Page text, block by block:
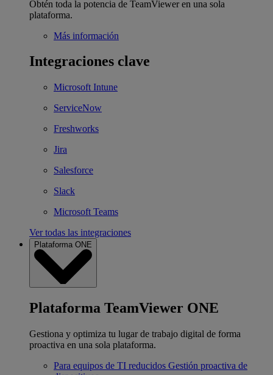
Obtén toda la potencia de TeamViewer en una sola
plataforma.
Más información
Integraciones clave
Microsoft Intune
ServiceNow
Freshworks
Jira
Salesforce
Slack
Microsoft Teams
Ver todas las integraciones
Plataforma ONE
Plataforma TeamViewer ONE
Gestiona y optimiza tu lugar de trabajo digital de forma
proactiva en una sola plataforma.
Para equipos de TI reducidos Gestión proactiva de